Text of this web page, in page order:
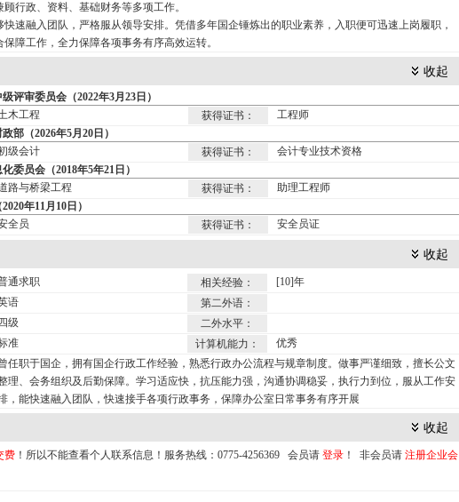
行政、资料、基础财务等多项工作。
速融入团队，严格服从领导安排。凭借多年国企锤炼出的职业素养，入职便可迅速上岗履职，
障工作，全力保障各项事务有序高效运转。
收起
评审委员会（2022年3月23日）
木工程 获得证书：
工程师
部（2026年5月20日）
级会计 获得证书：
会计专业技术资格
委员会（2018年5年21日）
路与桥梁工程 获得证书：
助理工程师
年11月10日）
全员 获得证书： 安全员证
收起
通求职 相关经验：
[10]年
语
第二外语：
四级
二外水平：
准 计算机能力：
优秀
任职于国企，拥有国企行政工作经验，熟悉行政办公流程与规章制度。做事严谨细致，擅长公文
理、会务组织及后勤保障。学习适应快，抗压能力强，沟通协调稳妥，执行力到位，服从工作安
，能快速融入团队，快速接手各项行政事务，保障办公室日常事务有序开展
收起
费 ！所以不能查看个人联系信息！服务热线：0775-4256369 会员请 登录 ！ 非会员请 注册企业会